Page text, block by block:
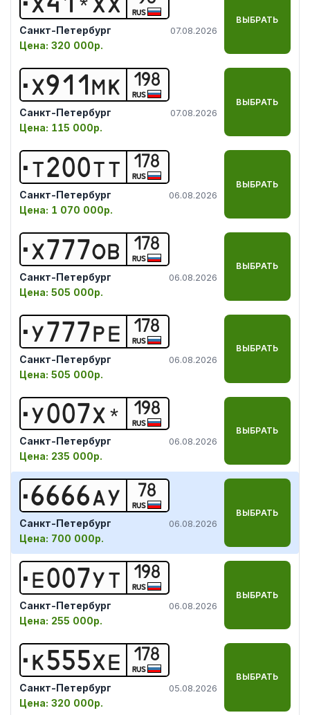
RUS
Санкт-Петербург 07.08.2026
Цена: 320 000р.
ВЫБРАТЬ
У777РЕ 178
RUS
Санкт-Петербург 06.08.2026
Цена: 505 000р.
ВЫБРАТЬ
К555ХЕ 178
RUS
Санкт-Петербург 05.08.2026
Цена: 320 000р.
ВЫБРАТЬ
Х91 1 МК 198
RUS
Санкт-Петербург 07.08.2026
Цена: 115 000р.
ВЫБРАТЬ
У007Х * 198
RUS
Санкт-Петербург 06.08.2026
Цена: 235 000р.
ВЫБРАТЬ
Т200ТТ 178
RUS
Санкт-Петербург 06.08.2026
Цена: 1 070 000р.
ВЫБРАТЬ
6666 АУ 78
RUS
Санкт-Петербург 06.08.2026
Цена: 700 000р.
ВЫБРАТЬ
Х777ОВ 178
RUS
Санкт-Петербург 06.08.2026
Цена: 505 000р.
ВЫБРАТЬ
Е007УТ 198
RUS
Санкт-Петербург 06.08.2026
Цена: 255 000р.
ВЫБРАТЬ